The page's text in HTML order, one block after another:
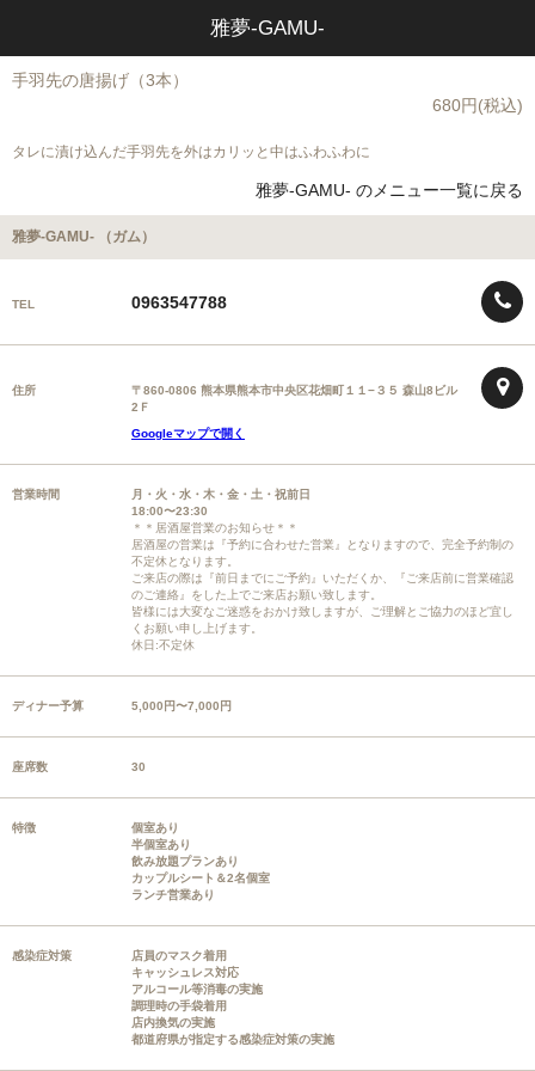
雅夢-GAMU-
手羽先の唐揚げ（3本）
680円(税込)
タレに漬け込んだ手羽先を外はカリッと中はふわふわに
雅夢-GAMU- のメニュー一覧に戻る
雅夢-GAMU- （ガム）
TEL 0963547788
住所
〒860-0806 熊本県熊本市中央区花畑町１１−３５ 森山8ビル
2Ｆ
Googleマップで開く
営業時間
月・火・水・木・金・土・祝前日
18:00〜23:30
＊＊居酒屋営業のお知らせ＊＊
居酒屋の営業は『予約に合わせた営業』となりますので、完全予約制の
不定休となります。
ご来店の際は『前日までにご予約』いただくか、『ご来店前に営業確認
のご連絡』をした上でご来店お願い致します。
皆様には大変なご迷惑をおかけ致しますが、ご理解とご協力のほど宜し
くお願い申し上げます。
休日:不定休
ディナー予算 5,000円〜7,000円
座席数 30
特徴
個室あり
半個室あり
飲み放題プランあり
カップルシート＆2名個室
ランチ営業あり
感染症対策
店員のマスク着用
キャッシュレス対応
アルコール等消毒の実施
調理時の手袋着用
店内換気の実施
都道府県が指定する感染症対策の実施